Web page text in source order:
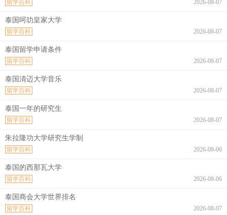
2026-08-07
留学百科
泰国呵叻皇家大学
2026-08-07
留学百科
泰国留学申请条件
2026-08-07
留学百科
泰国清迈大学音乐
2026-08-07
留学百科
泰国一年的研究生
2026-08-07
留学百科
朱拉隆功大学研究生学制
2026-08-06
留学百科
泰国的西那瓦大学
2026-08-06
留学百科
泰国商会大学世界排名
2026-08-07
留学百科